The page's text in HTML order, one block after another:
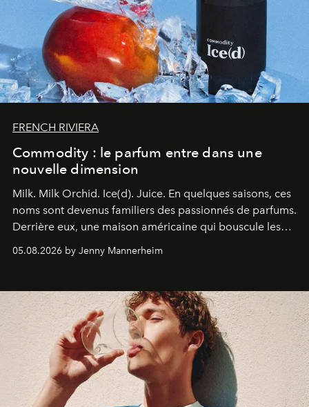
FRENCH RIVIERA
Commodity : le parfum entre dans une
nouvelle dimension
Milk. Milk Orchid. Ice(d). Juice. En quelques saisons, ces
noms sont devenus familiers des passionnés de parfums.
Derrière eux, une maison américaine qui bouscule les
codes de la parfumerie contemporaine en proposant
une approche aussi intuitive que personnelle :
05.08.2026 by Jenny Mannerheim